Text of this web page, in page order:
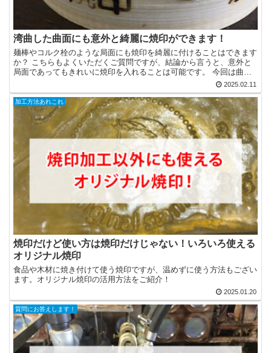
湾曲した曲面にも意外と綺麗に焼印ができます！
麺棒やコルク栓のような局面にも焼印を綺麗に付けることはできます
か？ こちらもよくいただくご質問ですが、結論から言うと、意外と
局面であってもきれいに焼印を入れることは可能です。 今回は曲面
への焼印についてご紹介させていただきます。 焼印ができ...2025.02.11
加工方法あれこれ
焼印だけど使い方は焼印だけじゃない！いろいろ使える
オリジナル焼印
食品や木材に焼き付けて使う焼印ですが、温めずに使う方法もござい
ます。オリジナル焼印の活用方法をご紹介！
2025.01.20
質問にお答えします！